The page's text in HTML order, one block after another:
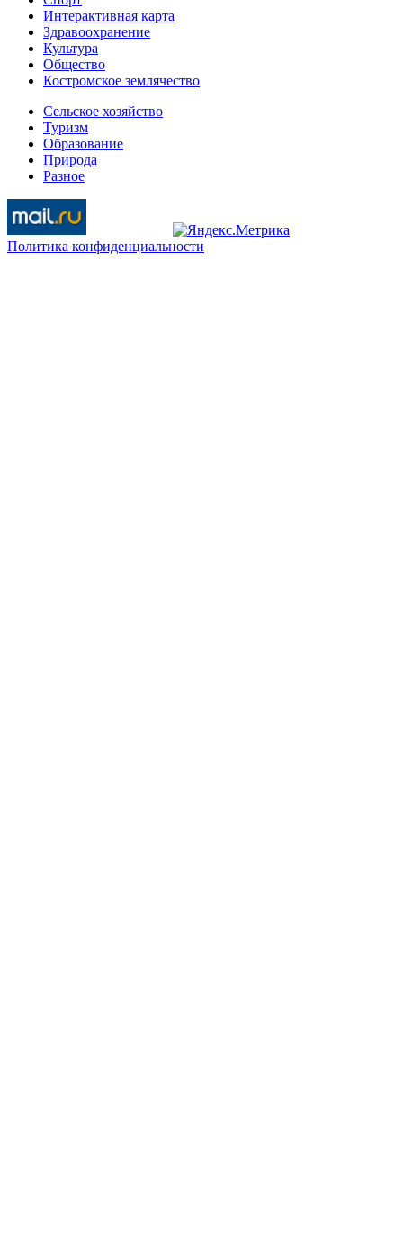
Интерактивная карта
Здравоохранение
Культура
Общество
Костромское землячество
Сельское хозяйство
Туризм
Образование
Природа
Разное
Политика конфиденциальности